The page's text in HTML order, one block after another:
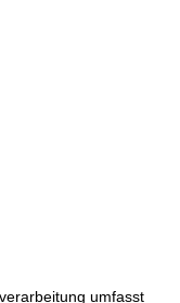
umfasst